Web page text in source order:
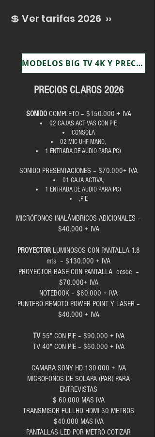
💲 Ver tarifas 2026 ››
MODELOS BIG TV 4K Y PRECIOS
PRECIOS CLAROS 2026
SONIDOCOMPLETO – $150.000 + IVA
02 CAJAS ACTIVAS CON PIE
CONSOLA
02 MIC UHF MANO,
1 ENTRADA DE AUDIO PARA PC)
SONIDO PRESENTACIONES – $70.000+ IVA
01 CAJA ACTIVA,
1 ENTRADA DE AUDIO PARA PC)
,PIE
MICRÓFONOS INALÁMBRICOS ADICIONALES –
$40.000 + IVA
PROYECTORLUMINOSOS CON PANTALLA 1.8
mts – $130.000 + IVA
PROYECTOR BASE CON PANTALLA desde –
$70.000+ IVA
NOTEBOOK – $60.000 + IVA
PUNTERO REMOTO POWER POINT Y LASER –
$40.000 + IVA
TV 55" CON PIE – $90.000 + IVA
TV 40" CON PIE – $60.000 + IVA
CAMARA SONY HD 130.000 + IVA
MICROFONOS DE SOLAPA (PAR) PARA
ENTREVISTAS
$ 60.000 MAS IVA
TRANSMISOR FULLHD HDMI 30 METROS
$40.000 MAS IVA
PANTALLAS LED POR METRO COTIZAR